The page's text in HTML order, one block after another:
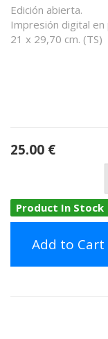
Edición abierta.
Impresión digital
21 x 29,70 cm. (TS)
25.00 €
Product In Stock
Add to Cart